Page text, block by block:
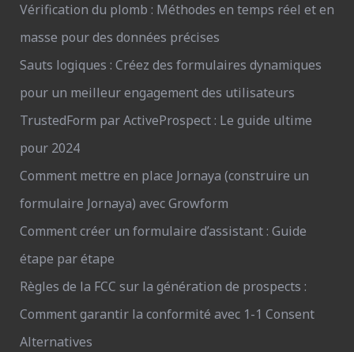
Vérification du plomb : Méthodes en temps réel et en
masse pour des données précises
Sauts logiques : Créez des formulaires dynamiques
pour un meilleur engagement des utilisateurs
TrustedForm par ActiveProspect : Le guide ultime
pour 2024
Comment mettre en place Jornaya (construire un
formulaire Jornaya) avec Growform
Comment créer un formulaire d’assistant : Guide
étape par étape
Règles de la FCC sur la génération de prospects :
Comment garantir la conformité avec 1-1 Consent
Alternatives